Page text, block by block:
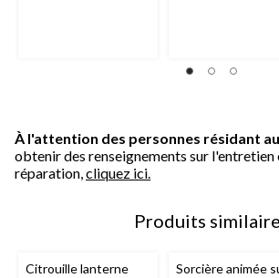
À l'attention des personnes résidant
obtenir des renseignements sur l'entretien
réparation,cliquez ici.
Produits
Citrouille lanterne
Sorcière animée